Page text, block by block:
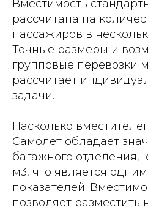
Вместимость
рассчитана на
пассажиров в
Точные размеры и
групповые перевозки
рассчитает
задачи.
Насколько
Самолет обладает
багажного отделения,
м3, что является
показателей.
позволяет разместить